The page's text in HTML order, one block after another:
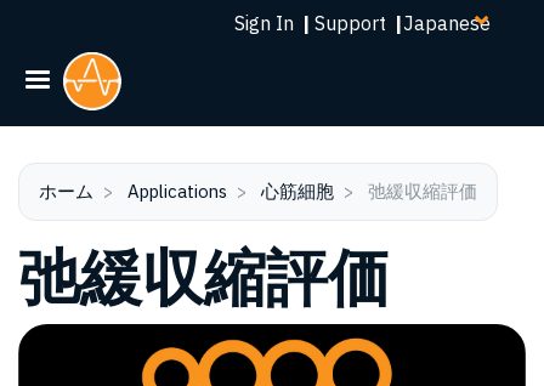
メ
ン
ン
に
移
動
Sign In | Support |Select
ホーム Applications 心筋細胞 弛緩収縮評価
弛緩収縮評価